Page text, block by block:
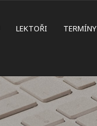
LEKTOŘI TERMÍNY